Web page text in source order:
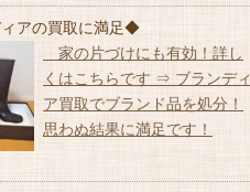
アの買取に満足◆
家の片づけにも有効！詳し
くはこちらです ⇒ ブランディ
ア買取でブランド品を処分！
思わぬ結果に満足です！